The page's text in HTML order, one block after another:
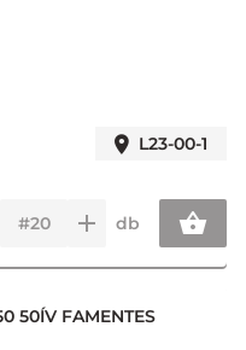
L23-00-1
db
50ÍV FAMENTES